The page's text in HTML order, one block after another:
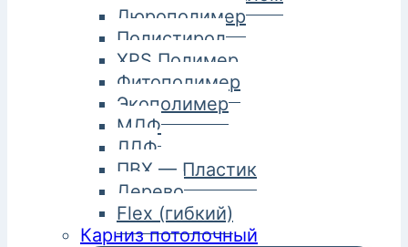
Дюрополимер
Полистирол
XPS Полимер
Фитополимер
Экополимер
МДФ
ЛДФ
ПВХ — Пластик
Дерево
Flex (гибкий)
Карниз потолочный